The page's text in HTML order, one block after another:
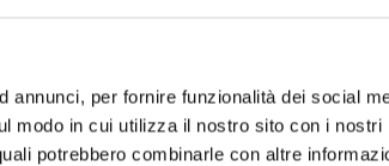
per fornire funzionalità dei social
modo in cui utilizza il nostro sito con i
potrebbero combinarle con altre
un team di professionisti provenienti dal
ogni tipologia e dimensione, sono
di gestione, nella formazione del